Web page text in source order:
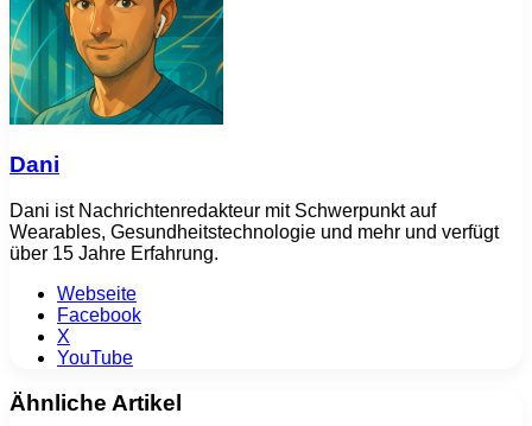
Dani
Dani ist Nachrichtenredakteur mit Schwerpunkt auf
Wearables, Gesundheitstechnologie und mehr und verfügt
über 15 Jahre Erfahrung.
Webseite
Facebook
X
YouTube
Ähnliche Artikel